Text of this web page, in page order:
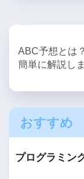
ABC予想とは
簡単に解説しま
おすすめ
プログラミン